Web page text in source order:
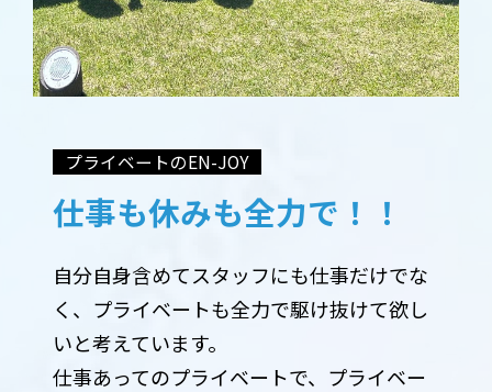
プライベートのEN-JOY
仕事も休みも全力で！！
自分自身含めてスタッフにも仕事だけでな
く、プライベートも全力で駆け抜けて欲し
いと考えています。
仕事あってのプライベートで、プライベー